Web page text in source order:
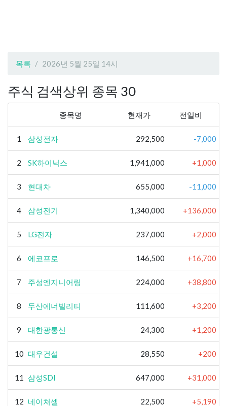
목록 2026년 5월 25일 14시
주식 검색상위 종목 30
종목명 현재가 전일비
1 삼성전자 292,500 -7,000
2 SK하이닉스 1,941,000 +1,000
3 현대차 655,000 -11,000
4 삼성전기 1,340,000 +136,000
5 LG전자 237,000 +2,000
6 에코프로 146,500 +16,700
7 주성엔지니어링 224,000 +38,800
8 두산에너빌리티 111,600 +3,200
9 대한광통신 24,300 +1,200
10 대우건설 28,550 +200
11 삼성SDI 647,000 +31,000
12 네이처셀 22,500 +5,190